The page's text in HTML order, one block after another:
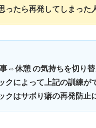
たら再発してしまった
休憩 の気持ちを切り替
によって上記の訓練が
はサボり癖の再発防止